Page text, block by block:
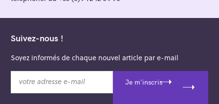
Suivez-nous !
Soyez informés de chaque nouvel article par e-mail
t
Je m'inscris